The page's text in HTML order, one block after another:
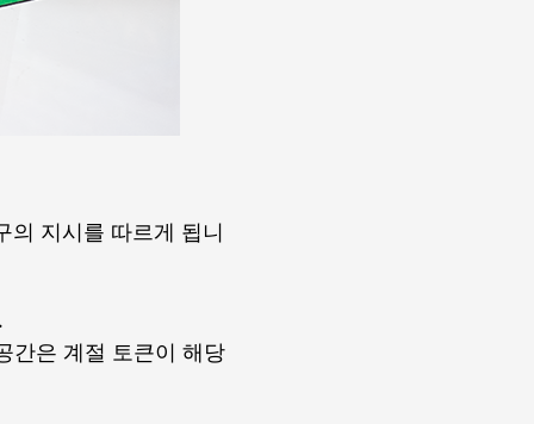
의 지시를 따르게 됩니
간은 계절 토큰이 해당